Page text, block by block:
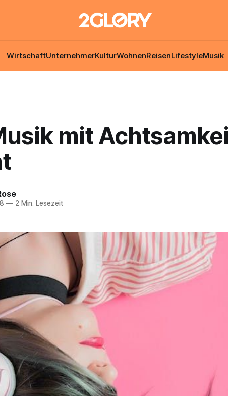
WirtschaftUnternehmerKulturWohnenReisenLifestyleMusik
mit
—2 Min. Lesezeit